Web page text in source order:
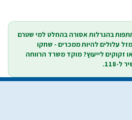
בהגרלות אסורה בהחלט למי שטרם
משחקי מזל עלולים להיות ממכרים - שחקו
זקוקים לייעוץ? מוקד משרד הרווחה
118.